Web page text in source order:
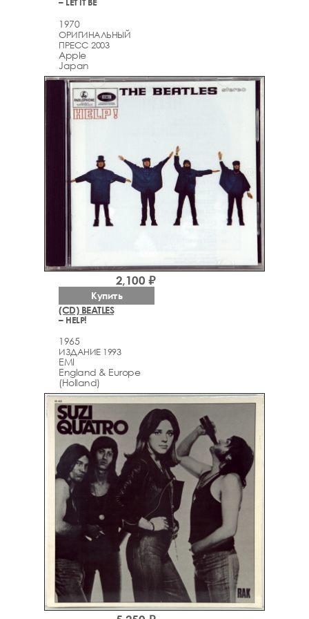
– LET IT BE
1970
ОРИГИНАЛЬНЫЙ
ПРЕСС 2003
Apple
Japan
(CD) BEATLES
– HELP!
1965
ИЗДАНИЕ 1993
EMI
England & Europe
(Holland)
2,100 ₽
Купить